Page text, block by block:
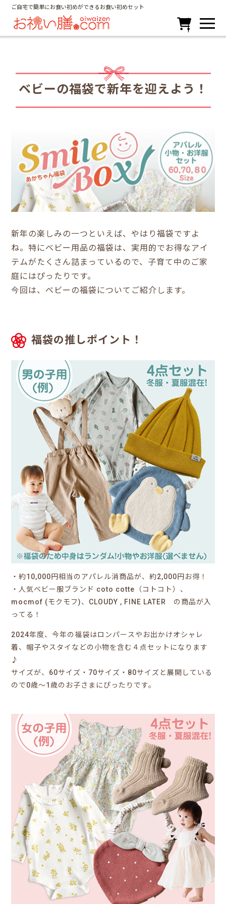
ご自宅で簡単にお食い初めができるお食い初めセット

ベビーの福袋で新年を迎えよう！
新年の楽しみの一つといえば、やはり福袋ですよ
ね。特にベビー用品の福袋は、実用的でお得なアイ
テムがたくさん詰まっているので、子育て中のご家
庭にはぴったりです。
今回は、ベビーの福袋についてご紹介します。
福袋の推しポイント！
・約10,000円相当のアパレル消商品が、約2,000円お得！
・人気ベビー服ブランド coto cotte（コトコト）、
mocmof (モクモフ)、CLOUDY , FINE LATER の商品が入
ってる！
2024年度、今年の福袋はロンパースやお出かけオシャレ
着、帽子やスタイなどの小物を含む４点セットになります
♪
サイズが、60サイズ・70サイズ・80サイズと展開している
ので0歳～1歳のお子さまにぴったりです。